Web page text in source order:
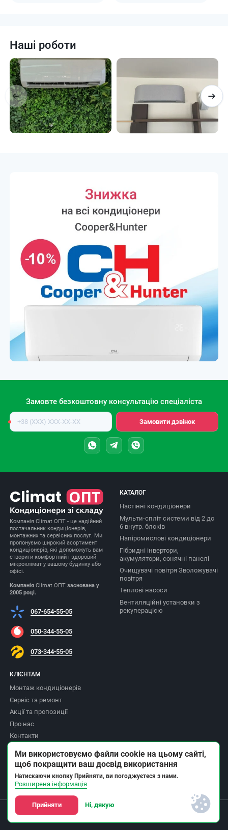
Наші роботи
Замовте безкоштовну консультацію спеціаліста
Номер
телефону
Замовити дзвінок
Компанія Climat ОПТ - це надійний
постачальник кондиціонерів,
монтажних та сервісних послуг. Ми
пропонуємо широкий асортимент
кондиціонерів, які допоможуть вам
створити комфортний і здоровий
мікроклімат у вашому будинку або
офісі.
Компанія Climat ОПТзаснована у
2005 році.
067-654-55-05
050-344-55-05
073-344-55-05
КАТАЛОГ
Настінні кондиціонери
Мульти-спліт системи від 2 до
6 внутр. блоків
Напіромислові кондиціонери
Гібридні інвертори,
акумулятори, сонячні панелі
Очищувачі повітря Зволожувачі
повітря
Теплові насоси
Вентиляційні установки з
рекуперацією
КЛІЄНТАМ
Монтаж кондиціонерів
Сервіс та ремонт
Акції та пропозиції
Про нас
Контакти
Повернення товару
© Інтернет-магазин Climat ОПТ - продажа
кондиціонерів та устаровка 2008-2026
Ми використовуємо файли cookie на цьому сайті,
щоб покращити ваш досвід використання
Натискаючи кнопку Прийняти, ви погоджуєтеся з нами.
Розширена інформація
Ні, дякую
Прийняти